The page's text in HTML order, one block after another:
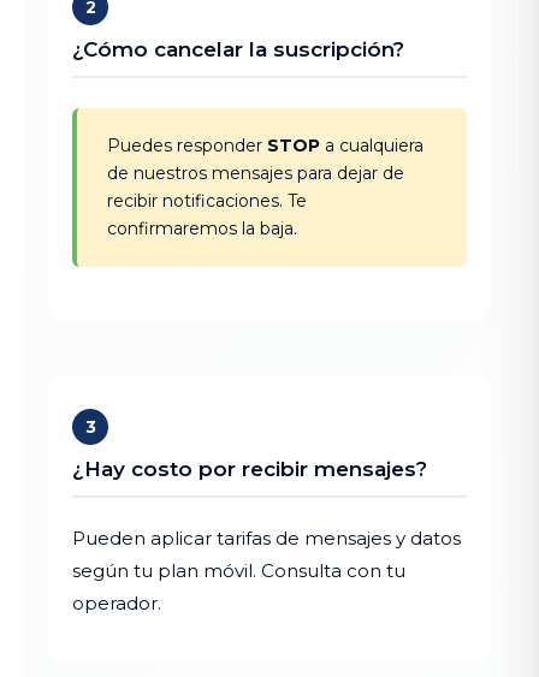
2
¿Cómo cancelar la suscripción?
Puedes responder STOP a cualquiera
de nuestros mensajes para dejar de
recibir notificaciones. Te
confirmaremos la baja.
3
¿Hay costo por recibir mensajes?
Pueden aplicar tarifas de mensajes y datos
según tu plan móvil. Consulta con tu
operador.